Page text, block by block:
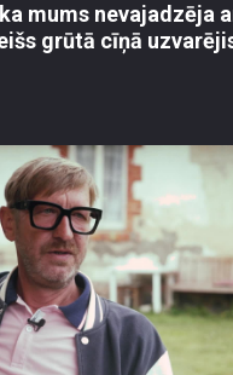
mums nevajadzēja
grūtā cīņā